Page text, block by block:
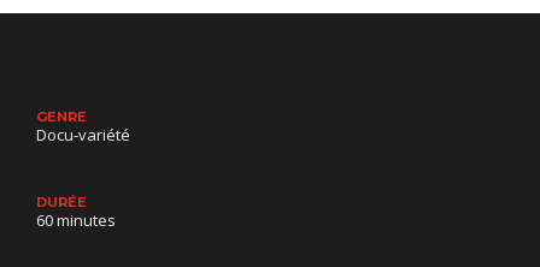
GENRE
Docu-variété
DURÉE
60 minutes